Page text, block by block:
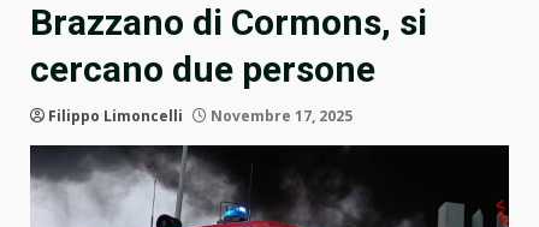
Brazzano di Cormons, si
cercano due persone
Filippo Limoncelli Novembre 17, 2025